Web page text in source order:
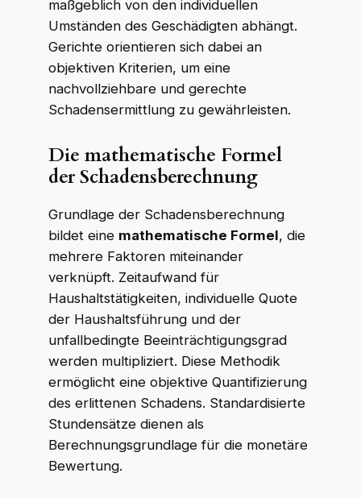
maßgeblich von den individuellen
Umständen des Geschädigten abhängt.
Gerichte orientieren sich dabei an
objektiven Kriterien, um eine
nachvollziehbare und gerechte
Schadensermittlung zu gewährleisten.
Die mathematische Formel
der Schadensberechnung
Grundlage der Schadensberechnung
bildet eine mathematische Formel, die
mehrere Faktoren miteinander
verknüpft. Zeitaufwand für
Haushaltstätigkeiten, individuelle Quote
der Haushaltsführung und der
unfallbedingte Beeinträchtigungsgrad
werden multipliziert. Diese Methodik
ermöglicht eine objektive Quantifizierung
des erlittenen Schadens. Standardisierte
Stundensätze dienen als
Berechnungsgrundlage für die monetäre
Bewertung.